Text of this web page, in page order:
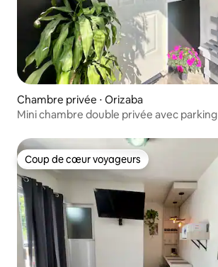
Chambre privée ⋅ Orizaba
Mini chambre double privée avec parking
Coup de cœur voyageurs
Coup de cœur voyageurs